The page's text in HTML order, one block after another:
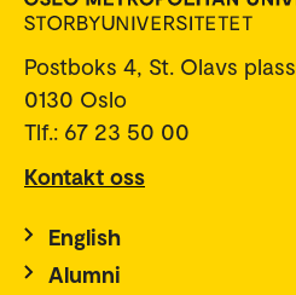
Postboks 4, St. Olavs plass
0130 Oslo
Tlf.: 67 23 50 00
Kontakt oss
English
Alumni